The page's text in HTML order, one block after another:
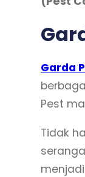
Garda
Pest
Tidak